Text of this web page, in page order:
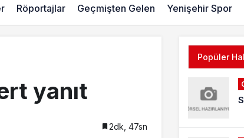
Röportajlar Geçmişten Gelen Yenişehir Spor
yanıt
2dk, 47sn
Popüler